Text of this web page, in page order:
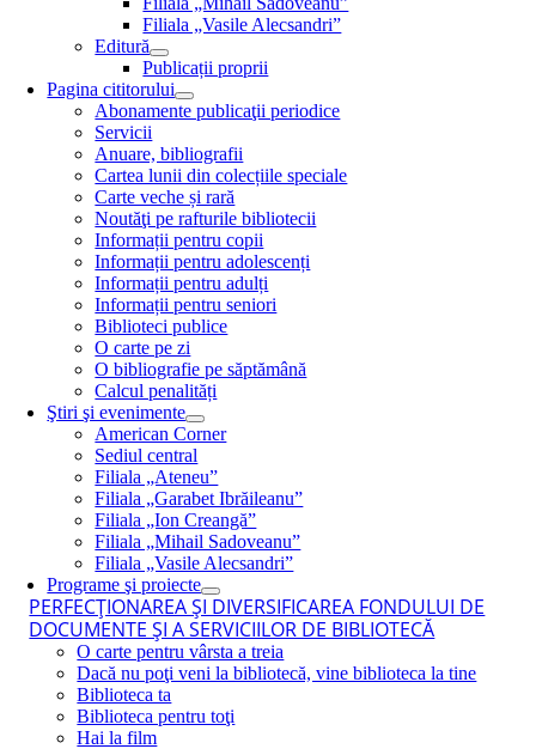
Filiala „Vasile Alecsandri”
Editură
Publicații proprii
Pagina cititorului
Abonamente publicaţii periodice
Servicii
Anuare, bibliografii
Cartea lunii din colecțiile speciale
Carte veche și rară
Noutăţi pe rafturile bibliotecii
Informații pentru copii
Informații pentru adolescenți
Informații pentru adulți
Informații pentru seniori
Biblioteci publice
O carte pe zi
O bibliografie pe săptămână
Calcul penalități
Ştiri şi evenimente
American Corner
Sediul central
Filiala „Ateneu”
Filiala „Garabet Ibrăileanu”
Filiala „Ion Creangă”
Filiala „Mihail Sadoveanu”
Filiala „Vasile Alecsandri”
Programe şi proiecte
PERFECŢIONAREA ŞI DIVERSIFICAREA FONDULUI DE
DOCUMENTE ŞI A SERVICIILOR DE BIBLIOTECĂ
O carte pentru vârsta a treia
Dacă nu poţi veni la bibliotecă, vine biblioteca la tine
Biblioteca ta
Biblioteca pentru toţi
Hai la film